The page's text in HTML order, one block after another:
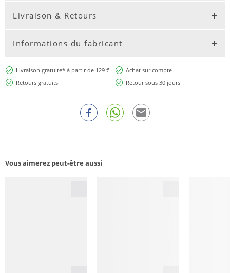
Livraison & Retours
Informations du fabricant
Livraison gratuite* à partir de 129 €
Achat sur compte
Retours gratuits
Retour sous 30 jours
Vous aimerez peut-être aussi